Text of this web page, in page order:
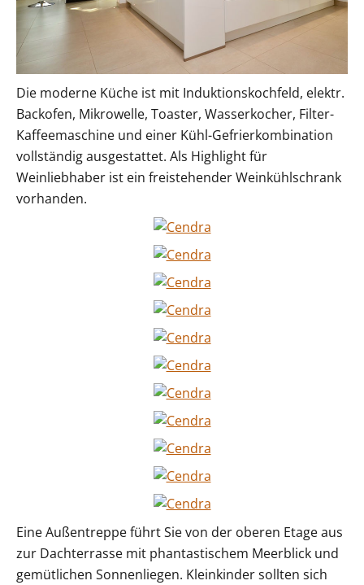
Die moderne Küche ist mit Induktionskochfeld, elektr.
Backofen, Mikrowelle, Toaster, Wasserkocher, Filter-
Kaffeemaschine und einer Kühl-Gefrierkombination
vollständig ausgestattet. Als Highlight für
Weinliebhaber ist ein freistehender Weinkühlschrank
vorhanden.
Eine Außentreppe führt Sie von der oberen Etage aus
zur Dachterrasse mit phantastischem Meerblick und
gemütlichen Sonnenliegen. Kleinkinder sollten sich